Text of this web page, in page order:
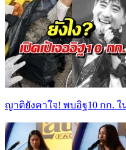
ญาติยังคาใจ! พบอิฐ10 กก. ใ